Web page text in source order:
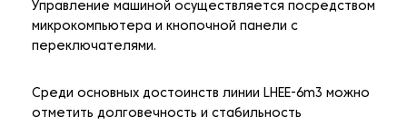
Управление машиной осуществляется посредством
микрокомпьютера и кнопочной панели с
переключателями.
Среди основных достоинств линии LHEE-6m3 можно
отметить долговечность и стабильность